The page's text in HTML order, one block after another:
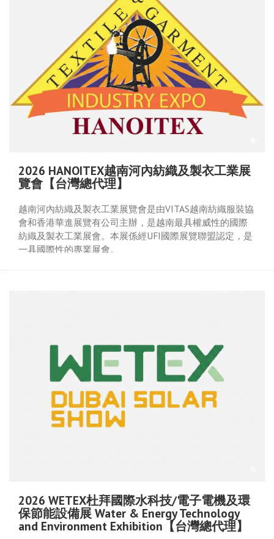
2026 HANOITEX越南河內紡織及製衣工業展
覽會【台灣總代理】
越南河內紡織及製衣工業展覽會是由VITAS越南紡織服裝協
會和香港華進展覽有公司主辦，是越南最具權威性的國際
紡織及製衣工業展會。本展係經UFI國際展覽聯盟認定，是
一具國際性的專業展會。
2026 WETEX杜拜國際水科技/電子電機及環
保節能設備展 Water & Energy Technology
and Environment Exhibition【台灣總代理】